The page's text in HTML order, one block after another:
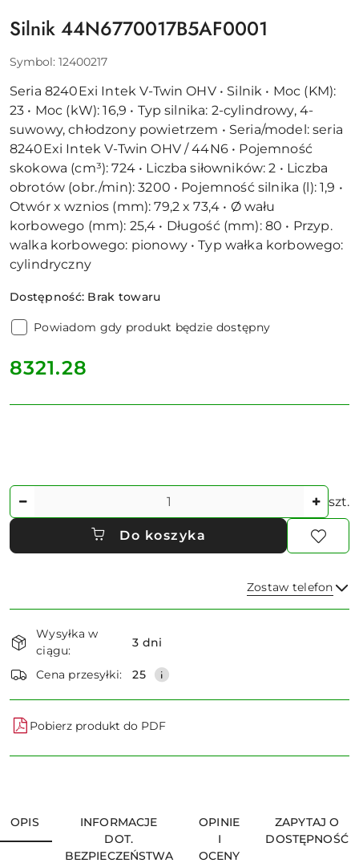
Silnik 44N6770017B5AF0001
Symbol: 12400217
Seria 8240Exi Intek V-Twin OHV • Silnik • Moc (KM):
23 • Moc (kW): 16,9 • Typ silnika: 2-cylindrowy, 4-
suwowy, chłodzony powietrzem • Seria/model: seria
8240Exi Intek V-Twin OHV / 44N6 • Pojemność
skokowa (cm³): 724 • Liczba siłowników: 2 • Liczba
obrotów (obr./min): 3200 • Pojemność silnika (l): 1,9 •
Otwór x wznios (mm): 79,2 x 73,4 • Ø wału
korbowego (mm): 25,4 • Długość (mm): 80 • Przyp.
walka korbowego: pionowy • Typ wałka korbowego:
cylindryczny
Dostępność: Brak towaru
Powiadom gdy produkt będzie dostępny
cena:
8321.28
Ilość szt.
Do koszyka
Zostaw telefon
i
dostawa
Wysyłka w
ciągu:
3 dni
Cena przesyłki: 25
Pobierz produkt do PDF
OPIS
INFORMACJE
DOT.
BEZPIECZEŃSTWA
OPINIE
I
OCENY
ZAPYTAJ O
DOSTĘPNOŚĆ